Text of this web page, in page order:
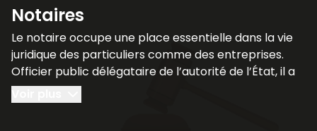
le sous-menu Vos besoins
Notaires
Le notaire occupe une place essentielle dans la vie
juridique des particuliers comme des entreprises.
Officier public délégataire de l’autorité de l’État, il a
pour mission d’authentifier les actes, de garantir leur
sécurité juridique et d’assurer leur conservation. Son